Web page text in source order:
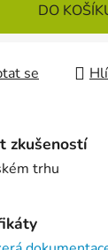
DO
se
zkušeností
trhu